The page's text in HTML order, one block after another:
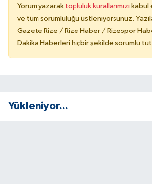
Yorum yazarak topluluk kurallarımızı kabul
ve tüm sorumluluğu üstleniyorsunuz.
Gazete Rize / Rize Haber / Rizespor
Dakika Haberleri hiçbir şekilde sorumlu
Yükleniyor...